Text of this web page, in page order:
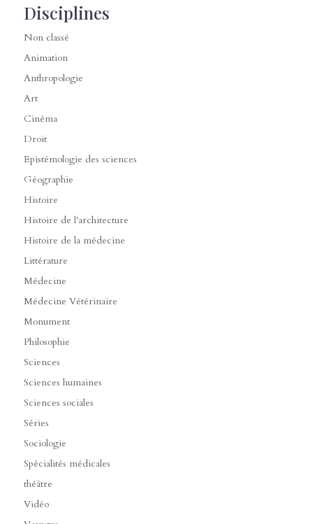
Disciplines
Non classé
Animation
Anthropologie
Art
Cinéma
Droit
Epistémologie des sciences
Géographie
Histoire
Histoire de l'architecture
Histoire de la médecine
Littérature
Médecine
Médecine Vétérinaire
Monument
Philosophie
Sciences
Sciences humaines
Sciences sociales
Séries
Sociologie
Spécialités médicales
théâtre
Vidéo